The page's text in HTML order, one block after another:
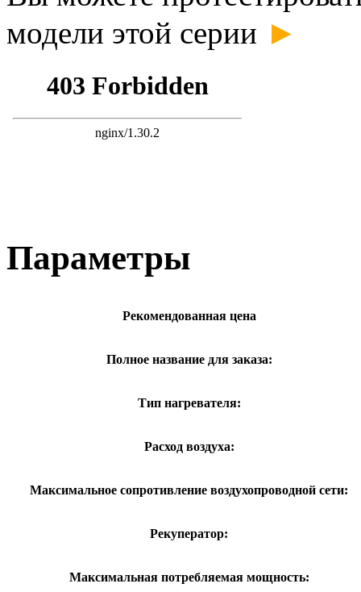
модели этой серии ►
Параметры
Рекомендованная цена
Полное название для заказа:
Тип нагревателя:
Расход воздуха:
Максимальное сопротивление воздухопроводной сети:
Рекуператор:
Максимальная потребляемая мощность: